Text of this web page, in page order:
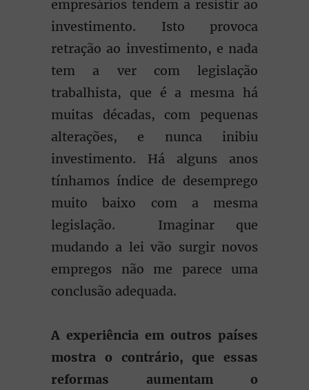
empresários tendem a resistir ao
investimento. Isto provoca
retração ao investimento, e nada
tem a ver com legislação
trabalhista, que é a mesma há
muitas décadas, com pequenas
alterações, e nunca inibiu
investimento. Há alguns anos
tínhamos índice de desemprego
muito baixo com a mesma
legislação. Imaginar que
mudando a lei vão surgir novos
empregos não me parece uma
conclusão adequada.
A experiência em outros países
mostra o contrário, que essas
reformas aumentam o